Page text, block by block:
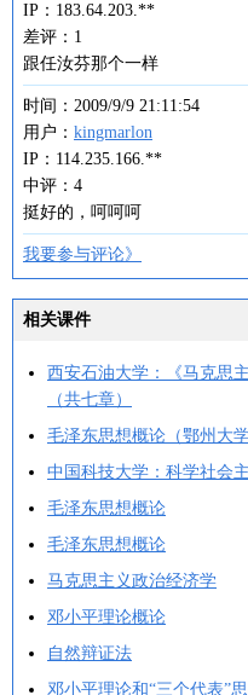
IP：183.64.203.**
差评：1
跟任汝芬那个一样
时间：2009/9/9 21:11:54
用户： kingmarlon
IP：114.235.166.**
中评：4
挺好的，呵呵呵
我要参与评论》
相关课件
西安石油大学：《马克思
（共七章）
毛泽东思想概论（鄂州大学
中国科技大学：科学社会
毛泽东思想概论
毛泽东思想概论
马克思主义政治经济学
邓小平理论概论
自然辩证法
邓小平理论和“三个代表”